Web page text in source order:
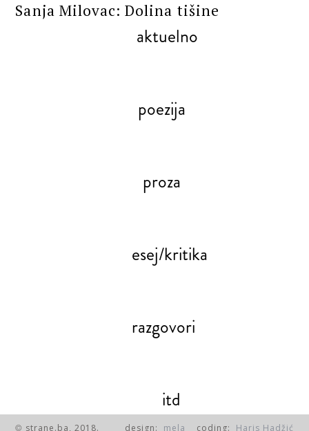
Sanja Milovac: Dolina tišine
aktuelno
poezija
proza
esej/kritika
razgovori
itd
© strane.ba, 2018. design: mela coding: Haris Hadžić